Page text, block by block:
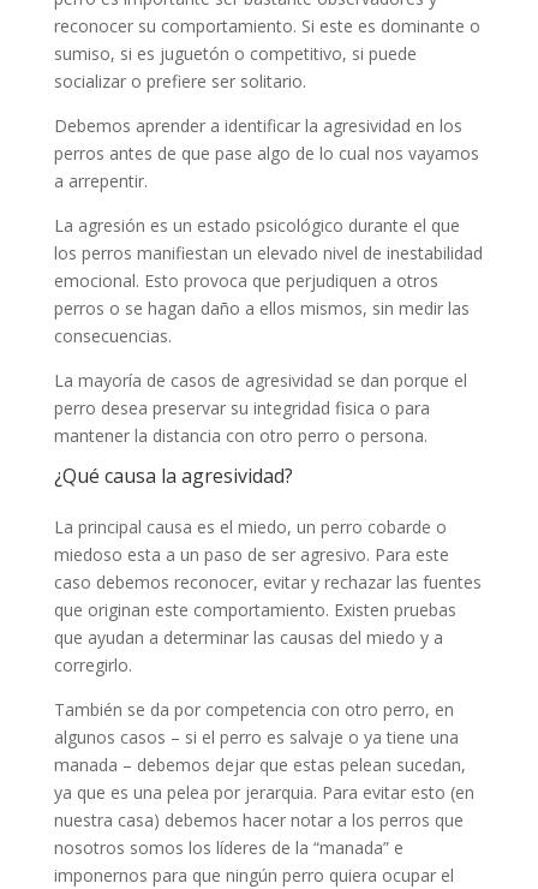
reconocer su comportamiento. Si este es dominante o
sumiso, si es juguetón o competitivo, si puede
socializar o prefiere ser solitario.
Debemos aprender a identificar la agresividad en los
perros antes de que pase algo de lo cual nos vayamos
a arrepentir.
La agresión es un estado psicológico durante el que
los perros manifiestan un elevado nivel de inestabilidad
emocional. Esto provoca que perjudiquen a otros
perros o se hagan daño a ellos mismos, sin medir las
consecuencias.
La mayoría de casos de agresividad se dan porque el
perro desea preservar su integridad fisica o para
mantener la distancia con otro perro o persona.
¿Qué causa la agresividad?
La principal causa es el miedo, un perro cobarde o
miedoso esta a un paso de ser agresivo. Para este
caso debemos reconocer, evitar y rechazar las fuentes
que originan este comportamiento. Existen pruebas
que ayudan a determinar las causas del miedo y a
corregirlo.
También se da por competencia con otro perro, en
algunos casos – si el perro es salvaje o ya tiene una
manada – debemos dejar que estas pelean sucedan,
ya que es una pelea por jerarquia. Para evitar esto (en
nuestra casa) debemos hacer notar a los perros que
nosotros somos los líderes de la “manada” e
imponernos para que ningún perro quiera ocupar el